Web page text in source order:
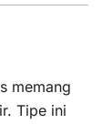
memang
Tipe ini